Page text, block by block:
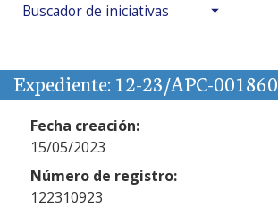
Buscador de iniciativas
Expediente: 12-23/APC-001860
Fecha creación:
15/05/2023
Número de registro:
122310923